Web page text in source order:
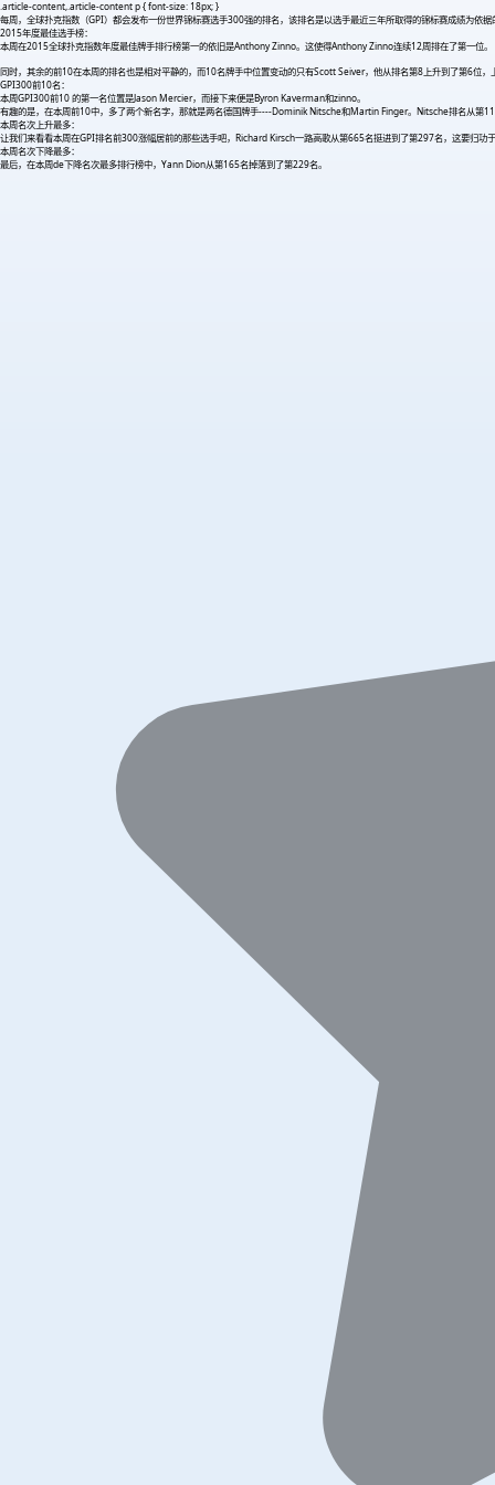
.article-content,.article-content p { font-size: 18px; }
每周，全球扑克指数（GPI）都会发布一份世界锦标赛选手300强的排名，该排名是以选手最近三年所取得的锦标赛成绩为
2015年度最佳选手榜：
本周在2015全球扑克指数年度最佳牌手排行榜第一的依旧是Anthony Zinno。这使得Anthony Zinno连续12周排在了第一位。
同时，其余的前10在本周的排名也是相对平静的，而10名牌手中位置变动的只有Scott Seiver，他从排名第8上升到了第6位
GPI300前10名：
本周GPI300前10 的第一名位置是Jason Mercier，而接下来便是Byron Kaverman和zinno。
有趣的是，在本周前10中，多了两个新名字，那就是两名德国牌手----Dominik Nitsche和Martin Finger。Nitsche排名从第
本周名次上升最多：
让我们来看看本周在GPI排名前300涨幅居前的那些选手吧，Richard Kirsch一路高歌从第665名挺进到了第297名，这要归
本周名次下降最多：
最后，在本周de下降名次最多排行榜中，Yann Dion从第165名掉落到了第229名。